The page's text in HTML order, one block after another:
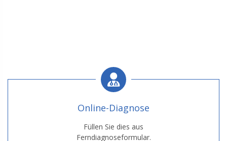
Online-Diagnose
Füllen Sie dies aus
Ferndiagnoseformular.